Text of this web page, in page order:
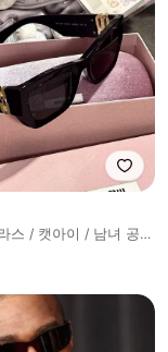
스 / 캣아이 / 남녀 공용